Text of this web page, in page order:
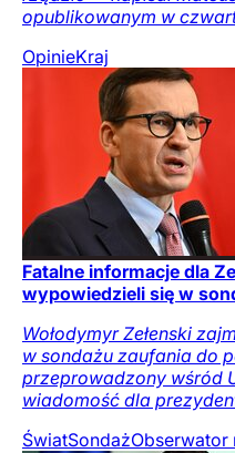
opublikowanym w
OpinieKraj
Fatalne informacje dla
wypowiedzieli się w
Wołodymyr Zełenski
w sondażu zaufania do
przeprowadzony wśród
wiadomość dla
ŚwiatSondażObserwator